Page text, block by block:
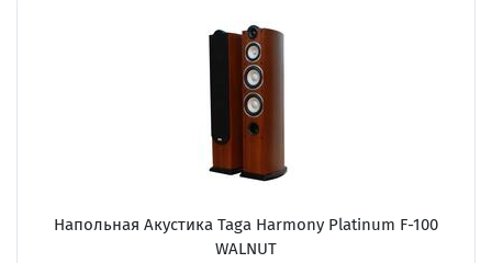
Напольная Акустика Taga Harmony Platinum F-100
WALNUT